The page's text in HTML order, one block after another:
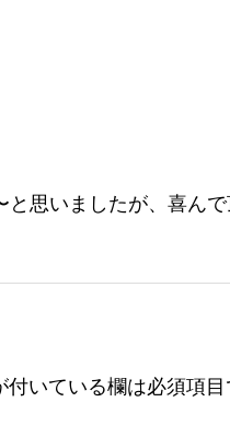
思いましたが、喜ん
付いている欄は必須項目